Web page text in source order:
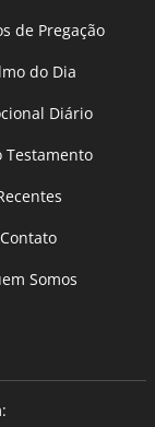
de Pregação
do Dia
Diário
Testamento
Contato
Somos